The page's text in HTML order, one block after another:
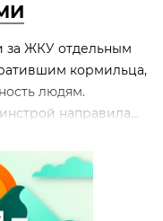
за ЖКУ отдельным
кормильца,
людям.
направила...